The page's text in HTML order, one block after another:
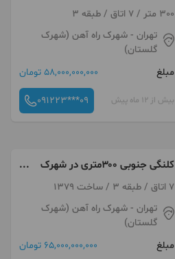
آبی
300 متر / 7 اتاق / طبقه 3
تهران - شهرک راه آهن (شهرک
گلستان)
مبلغ
58,000,000,000 تومان
بیش از 12 ماه پیش 091223***09
کلنگی جنوبی ۳۰۰متری در شهرک
راه آهن منطقه۲۲
7 اتاق / طبقه 3 / ساخت 1379
تهران - شهرک راه آهن (شهرک
گلستان)
مبلغ
65,000,000,000 تومان